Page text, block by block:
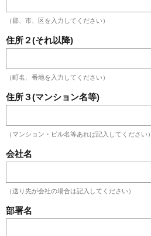
（郡、市、区を入力してください）
住所２(それ以降)
（町名、番地を入力してください）
住所３(マンション名等)
（マンション・ビル名等あれば記入してください）
会社名
（送り先が会社の場合は記入してください）
部署名